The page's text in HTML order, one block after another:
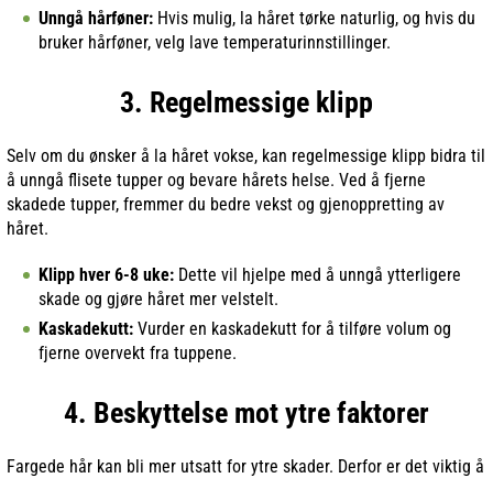
Unngå hårføner: Hvis mulig, la håret tørke naturlig, og hvis du
bruker hårføner, velg lave temperaturinnstillinger.
3. Regelmessige klipp
Selv om du ønsker å la håret vokse, kan regelmessige klipp bidra til
å unngå flisete tupper og bevare hårets helse. Ved å fjerne
skadede tupper, fremmer du bedre vekst og gjenoppretting av
håret.
Klipp hver 6-8 uke: Dette vil hjelpe med å unngå ytterligere
skade og gjøre håret mer velstelt.
Kaskadekutt: Vurder en kaskadekutt for å tilføre volum og
fjerne overvekt fra tuppene.
4. Beskyttelse mot ytre faktorer
Fargede hår kan bli mer utsatt for ytre skader. Derfor er det viktig å